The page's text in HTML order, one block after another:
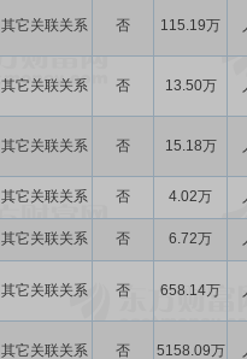
其它关联关系 否 115.19万
其它关联关系 否 13.50万
其它关联关系 否 15.18万
其它关联关系 否 4.02万
其它关联关系 否 6.72万
其它关联关系 否 658.14万
其它关联关系 否 5158.09万